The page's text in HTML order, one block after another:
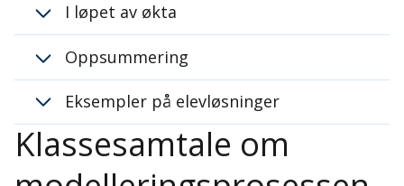
I løpet av økta
Oppsummering
Eksempler på elevløsninger
Klassesamtale om